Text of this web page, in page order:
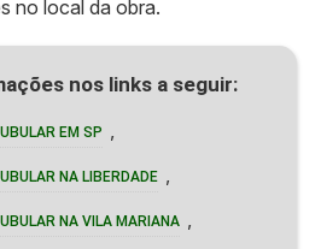
no local da obra.
nos links a seguir:
EM SP
NA LIBERDADE
NA VILA MARIANA